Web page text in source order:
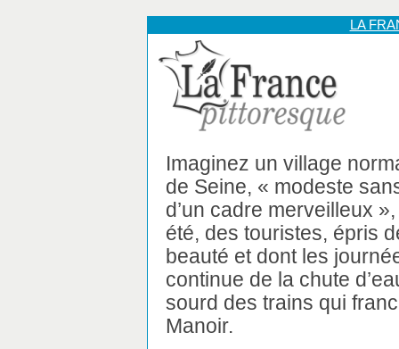
LA
Imaginez un village
de Seine, « modeste
d’un cadre merveilleux
été, des touristes, épris
beauté et dont les
continue de la chute
sourd des trains qui
Manoir.